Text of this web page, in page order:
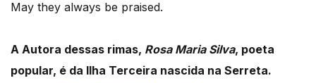
May they always be praised.
A Autora dessas rimas, Rosa Maria Silva, poeta
popular, é da Ilha Terceira nascida na Serreta.